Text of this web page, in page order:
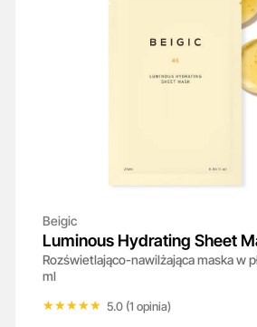
Beigic
Luminous Hydrating Sheet
Rozświetlająco-nawilżająca maska w
ml
★★★★★
★★★★★ 5.0 (1 opinia)